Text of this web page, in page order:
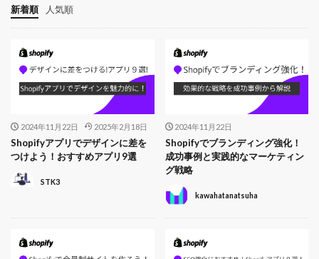
新着順 人気順
2024年11月22日 2025年2月18日
Shopifyアプリでデザインに差を
つけよう！おすすめアプリ9選
STK3
2024年11月22日
Shopifyでブランディング強化！
成功事例と実践的なマーケティン
グ戦略
kawahatanatsuha